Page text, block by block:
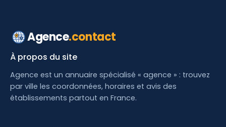
Agence.contact
À propos du site
Agence est un annuaire spécialisé « agence » : trouvez
par ville les coordonnées, horaires et avis des
établissements partout en France.